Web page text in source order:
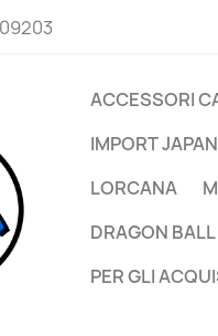
ACCESSORI
IMPORT JAPAN
LORCANA
DRAGON BALL
PER GLI